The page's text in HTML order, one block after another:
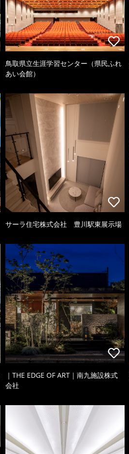
鳥取県立生涯学習センター（県民ふれ
あい会館）
サーラ住宅株式会社 豊川駅東展示場
｜THE EDGE OF ART｜南九施設株式
会社